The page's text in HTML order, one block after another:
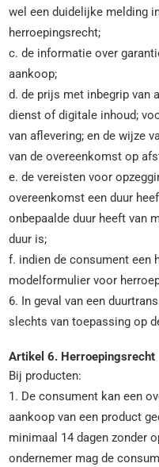
wel een duidelijke melding
herroepingsrecht;
c. de informatie over
aankoop;
d. de prijs met inbegrip van
dienst of digitale inhoud;
van aflevering; en de wijze
van de overeenkomst op
e. de vereisten voor
overeenkomst een duur
onbepaalde duur heeft van
duur is;
f. indien de consument een
modelformulier voor
6. In geval van een
slechts van toepassing op
Artikel 6. Herroepingsrecht
Bij producten:
1. De consument kan een
aankoop van een product
minimaal 14 dagen zonder
ondernemer mag de